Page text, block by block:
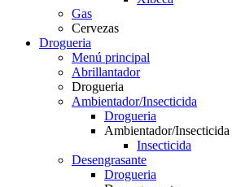
Gas
Cervezas
Drogueria
Menú principal
Abrillantador
Drogueria
Ambientador/Insecticida
Drogueria
Ambientador/Insecticida
Insecticida
Desengrasante
Drogueria